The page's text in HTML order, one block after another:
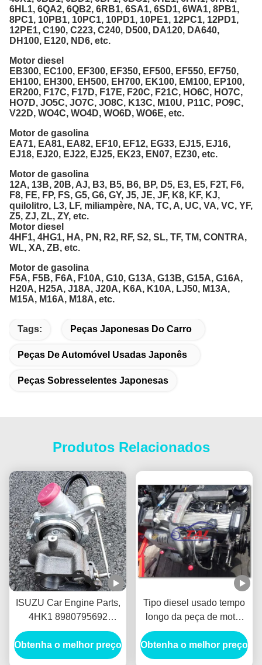
6HL1, 6QA2, 6QB2, 6RB1, 6SA1, 6SD1, 6WA1, 8PB1,
8PC1, 10PB1, 10PC1, 10PD1, 10PE1, 12PC1, 12PD1,
12PE1, C190, C223, C240, D500, DA120, DA640,
DH100, E120, ND6, etc.
Motor diesel
EB300, EC100, EF300, EF350, EF500, EF550, EF750,
EH100, EH300, EH500, EH700, EK100, EM100, EP100,
ER200, F17C, F17D, F17E, F20C, F21C, HO6C, HO7C,
HO7D, JO5C, JO7C, JO8C, K13C, M10U, P11C, PO9C,
V22D, WO4C, WO4D, WO6D, WO6E, etc.
Motor de gasolina
EA71, EA81, EA82, EF10, EF12, EG33, EJ15, EJ16,
EJ18, EJ20, EJ22, EJ25, EK23, EN07, EZ30, etc.
Motor de gasolina
12A, 13B, 20B, AJ, B3, B5, B6, BP, D5, E3, E5, F2T, F6,
F8, FE, FP, FS, G5, G6, GY, J5, JE, JF, K8, KF, KJ,
quilolitro, L3, LF, miliampère, NA, TC, A, UC, VA, VC, YF,
Z5, ZJ, ZL, ZY, etc.
Motor diesel
4HF1, 4HG1, HA, PN, R2, RF, S2, SL, TF, TM, CONTRA,
WL, XA, ZB, etc.
Motor de gasolina
F5A, F5B, F6A, F10A, G10, G13A, G13B, G15A, G16A,
H20A, H25A, J18A, J20A, K6A, K10A, LJ50, M13A,
M15A, M16A, M18A, etc.
Tags: Peças Japonesas Do Carro
Peças De Automóvel Usadas Japonês
Peças Sobresselentes Japonesas
Produtos Relacionados
ISUZU Car Engine Parts,
4HK1 8980795692
turbocompressor do
motor diesel IHI 4HK1-TC
para Isuzu
Obtenha o melhor preço
Tipo diesel usado tempo
longo da peça de motor
automotivo de 1HD
1HDFT do material
contínuo
Obtenha o melhor preço